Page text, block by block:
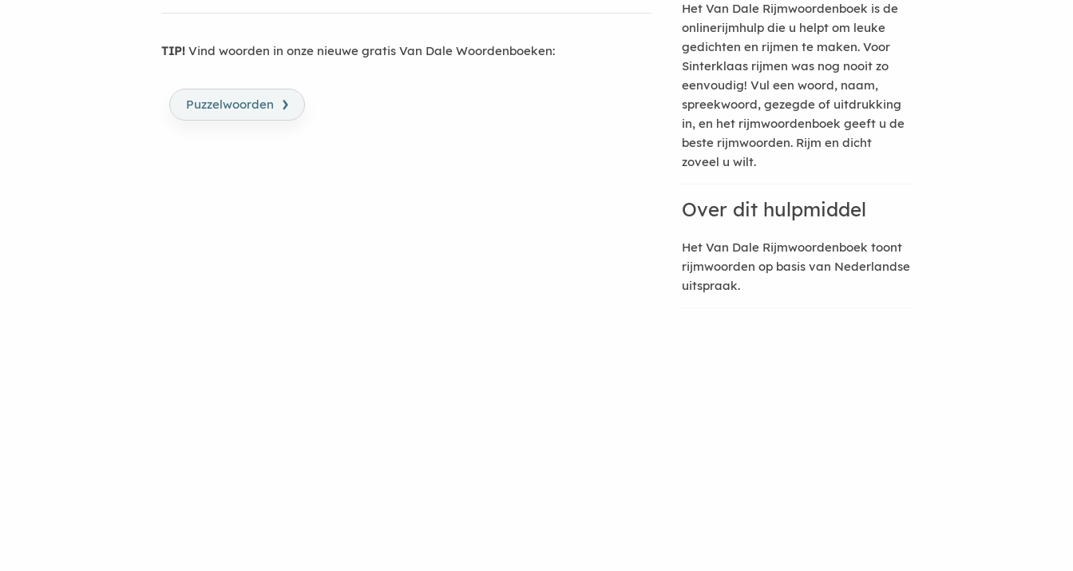
TIP! Vind woorden in onze nieuwe gratis Van Dale Woordenboeken:
Puzzelwoorden ›
Het Van Dale Rijmwoordenboek is de
onlinerijmhulp die u helpt om leuke
gedichten en rijmen te maken. Voor
Sinterklaas rijmen was nog nooit zo
eenvoudig! Vul een woord, naam,
spreekwoord, gezegde of uitdrukking
in, en het rijmwoordenboek geeft u de
beste rijmwoorden. Rijm en dicht
zoveel u wilt.
Over dit hulpmiddel
Het Van Dale Rijmwoordenboek toont
rijmwoorden op basis van Nederlandse
uitspraak.